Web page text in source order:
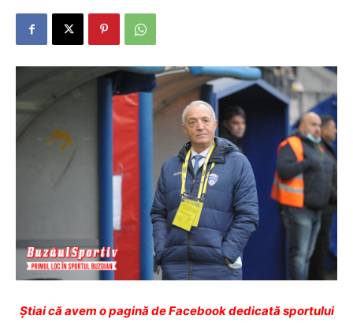
Ştiai că avem o pagină de Facebook dedicată sportului